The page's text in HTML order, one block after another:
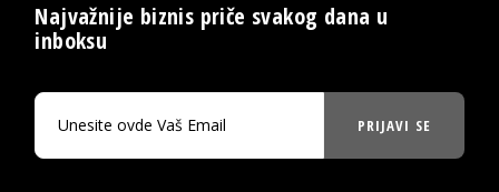
Najvažnije biznis priče svakog dana u
inboksu
PRIJAVI SE